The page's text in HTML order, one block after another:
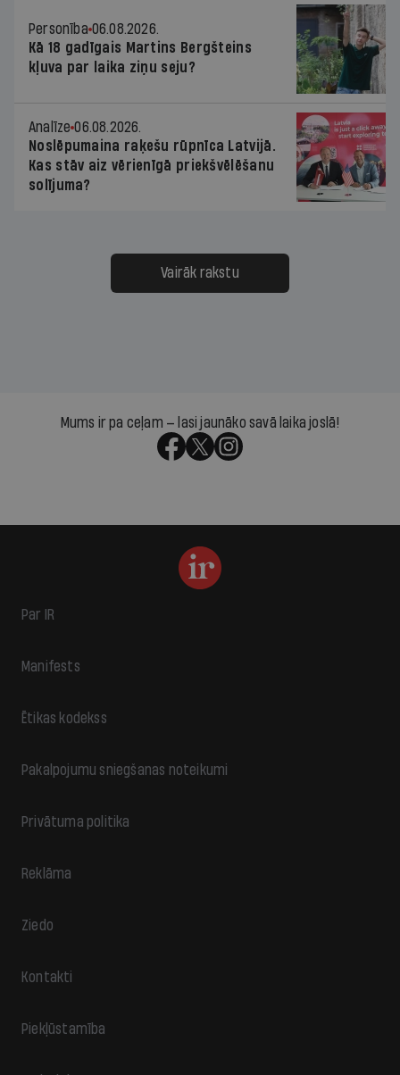
Personība 06.08.2026.
Kā 18 gadīgais Martins Bergšteins
kļuva par laika ziņu seju?
Analīze 06.08.2026.
Noslēpumaina raķešu rūpnīca Latvijā.
Kas stāv aiz vērienīgā priekšvēlēšanu
solījuma?
Vairāk rakstu
Mums ir pa ceļam — lasi jaunāko savā laika joslā!
Par IR
Manifests
Ētikas kodekss
Pakalpojumu sniegšanas noteikumi
Privātuma politika
Reklāma
Ziedo
Kontakti
Piekļūstamība